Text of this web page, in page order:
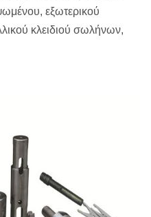
1/2» Χ 3-1/4»
εξωτερικού
κλειδιού σωλήνων,